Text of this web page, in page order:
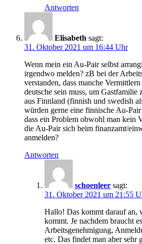
Antworten
Elisabeth sagt:
31. Oktober 2021 um 16:44 Uhr
Wenn mein ein Au-Pair selbst
irgendwo melden? zB bei der
verstanden, dass manche
deutsche sein muss, um
aus Finnland (finnish und swedish
würden gerne eine finnische Au-
dass ein Problem obwohl man kein
die Au-Pair sich beim finanzamt/
anmelden?
Antworten
schoenleer sagt:
31. Oktober 2021 um 21:55
Hallo! Das kommt darauf an,
kommt. Je nachdem braucht
Arbeitsgenehmigung,
etc. Das findet man aber